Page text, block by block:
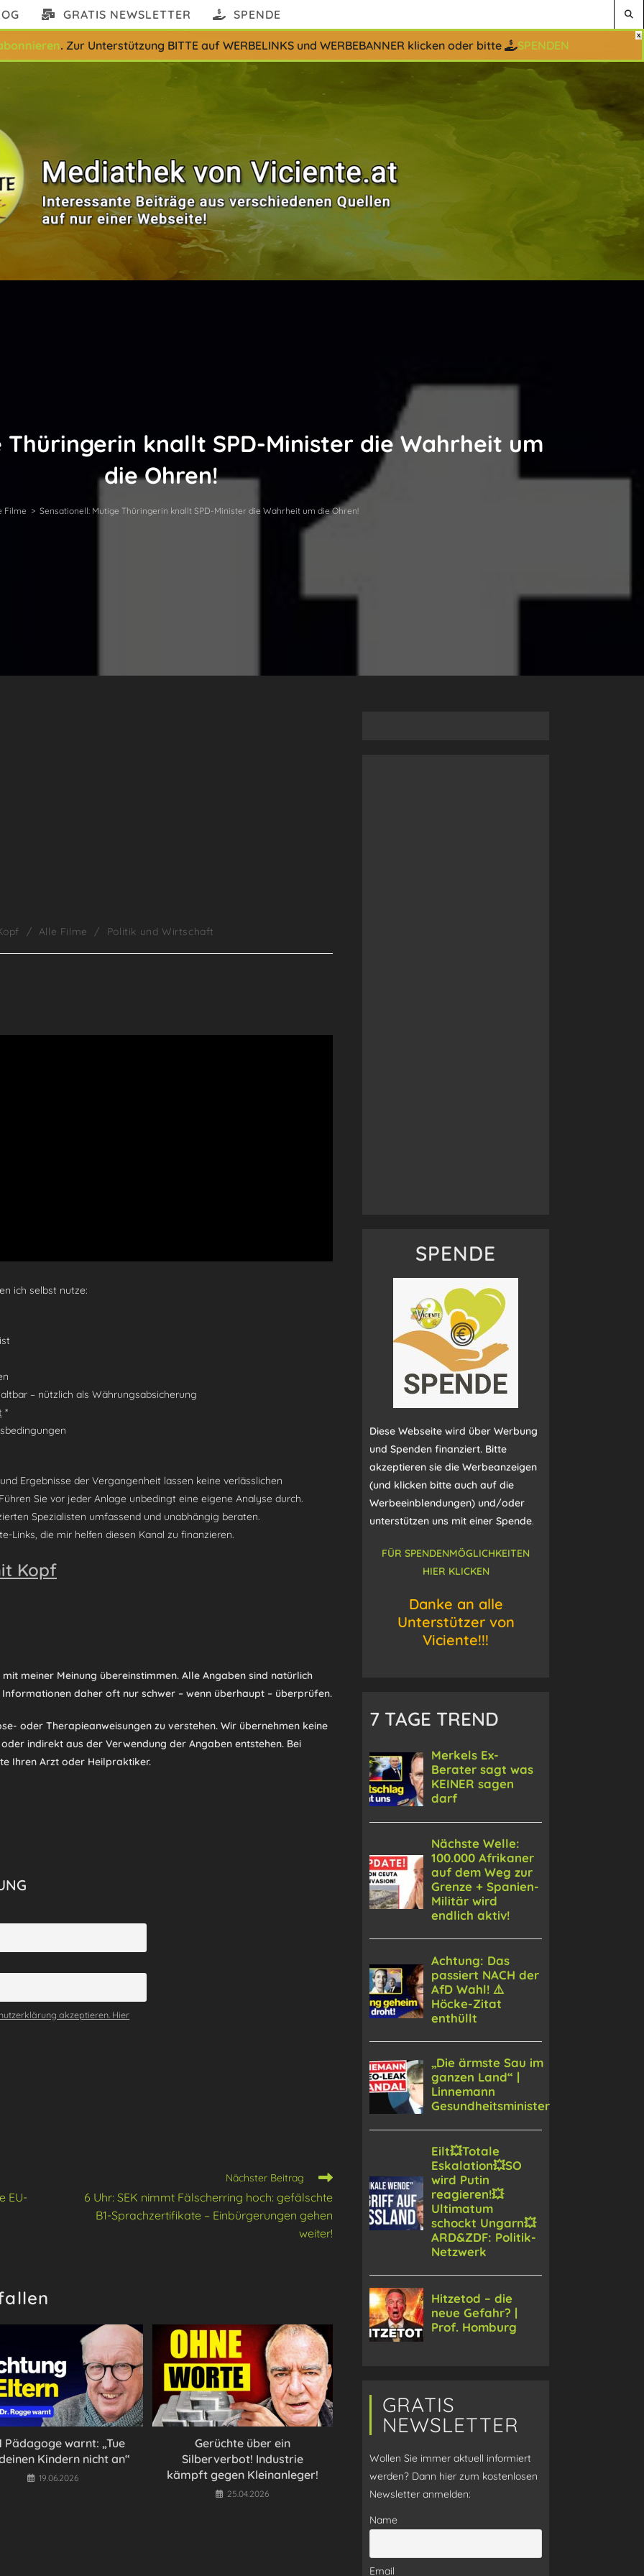
GRATIS NEWSLETTER SPENDE
knallt SPD-Minister die Wahrheit um
die Ohren!
Filme > Sensationell: Mutige Thüringerin knallt SPD-Minister die Wahrheit um die Ohren!
/ Alle Filme / Politik und Wirtschaft
ich selbst nutze:
– nützlich als Währungsabsicherung
*
Ergebnisse der Vergangenheit lassen keine verlässlichen
Sie vor jeder Anlage unbedingt eine eigene Analyse durch.
Spezialisten umfassend und unabhängig beraten.
Links, die mir helfen diesen Kanal zu finanzieren.
Kopf
meiner Meinung übereinstimmen. Alle Angaben sind natürlich
daher oft nur schwer – wenn überhaupt – überprüfen.
oder Therapieanweisungen zu verstehen. Wir übernehmen keine
indirekt aus der Verwendung der Angaben entstehen. Bei
Ihren Arzt oder Heilpraktiker.
akzeptieren. Hier
EU-
Nächster Beitrag
6 Uhr: SEK nimmt Fälscherring hoch: gefälschte
B1-Sprachzertifikate – Einbürgerungen gehen
weiter!
Pädagoge warnt: „Tue
Kindern nicht an“
19.06.2026
Gerüchte über ein
Silberverbot! Industrie
kämpft gegen Kleinanleger!
25.04.2026
SPENDE
Diese Webseite wird über Werbung
und Spenden finanziert. Bitte
akzeptieren sie die Werbeanzeigen
(und klicken bitte auch auf die
Werbeeinblendungen) und/oder
unterstützen uns mit einer Spende.
FÜR SPENDENMÖGLICHKEITEN
HIER KLICKEN
Danke an alle
Unterstützer von
Viciente!!!
7 TAGE TREND
GRATIS
NEWSLETTER
Wollen Sie immer aktuell informiert
werden? Dann hier zum kostenlosen
Newsletter anmelden:
Name
Email
. Zur Unterstützung BITTE auf WERBELINKS und WERBEBANNER klicken oder bitte SPENDEN